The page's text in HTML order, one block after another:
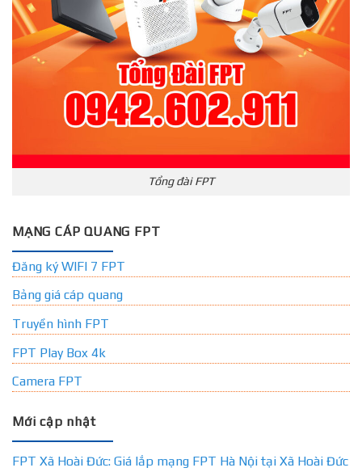
Tổng đài FPT
MẠNG CÁP QUANG FPT
Đăng ký WIFI 7 FPT
Bảng giá cáp quang
Truyền hình FPT
FPT Play Box 4k
Camera FPT
Mới cập nhật
FPT Xã Hoài Đức: Giá lắp mạng FPT Hà Nội tại Xã Hoài Đức